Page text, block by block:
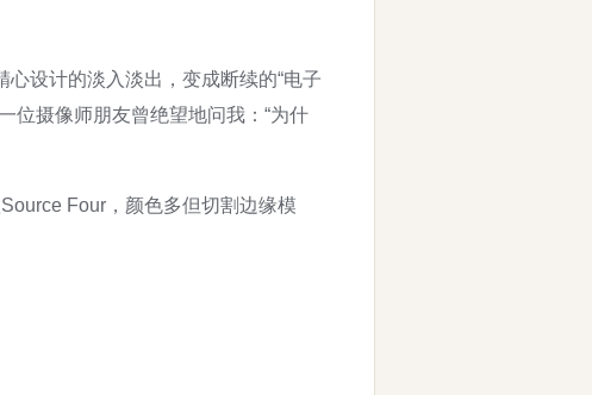
设计的淡入淡出，变成断续的“电子
位摄像师朋友曾绝望地问我：“为什
Four，颜色多但切割边缘模